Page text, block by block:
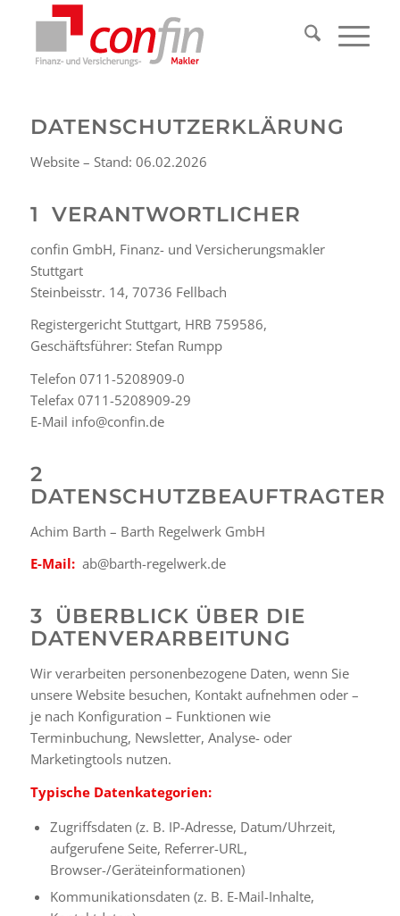
DATENSCHUTZERKLÄRUNG
Website – Stand: 06.02.2026
1 VERANTWORTLICHER
confin GmbH, Finanz- und Versicherungsmakler
Stuttgart
Steinbeisstr. 14, 70736 Fellbach
Registergericht Stuttgart, HRB 759586,
Geschäftsführer: Stefan Rumpp
Telefon 0711-5208909-0
Telefax 0711-5208909-29
E-Mail info@confin.de
2
DATENSCHUTZBEAUFTRAGTER
Achim Barth – Barth Regelwerk GmbH
E-Mail: ab@barth-regelwerk.de
3 ÜBERBLICK ÜBER DIE
DATENVERARBEITUNG
Wir verarbeiten personenbezogene Daten, wenn Sie
unsere Website besuchen, Kontakt aufnehmen oder –
je nach Konfiguration – Funktionen wie
Terminbuchung, Newsletter, Analyse- oder
Marketingtools nutzen.
Typische Datenkategorien:
Zugriffsdaten (z. B. IP-Adresse, Datum/Uhrzeit,
aufgerufene Seite, Referrer-URL,
Browser-/Geräteinformationen)
Kommunikationsdaten (z. B. E-Mail-Inhalte,